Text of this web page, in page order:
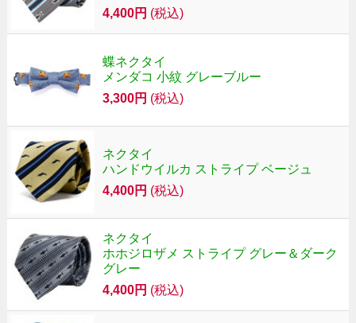
4,400円 (税込)
蝶ネクタイ
メンダコ 小紋 グレーブルー
3,300円 (税込)
ネクタイ
ハンドウイルカ ストライプ ベージュ
4,400円 (税込)
ネクタイ
ホホジロザメ ストライプ グレー＆ダーク
グレー
4,400円 (税込)